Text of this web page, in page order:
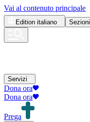
Vai al contenuto principale
Edition italiano Sezioni
Servizi
Dona ora
Dona ora
Prega